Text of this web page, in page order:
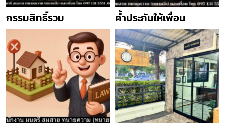
กรรมสิทธิ์รวม ค้ำประกันให้เพื่อน